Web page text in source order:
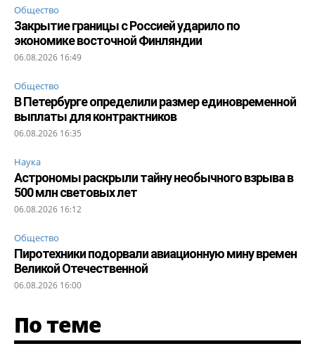
Общество
Закрытие границы с Россией ударило по
экономике восточной Финляндии
06.08.2026 16:49
Общество
В Петербурге определили размер единовременной
выплаты для контрактников
06.08.2026 16:35
Наука
Астрономы раскрыли тайну необычного взрыва в
500 млн световых лет
06.08.2026 16:12
Общество
Пиротехники подорвали авиационную мину времен
Великой Отечественной
06.08.2026 16:00
По теме